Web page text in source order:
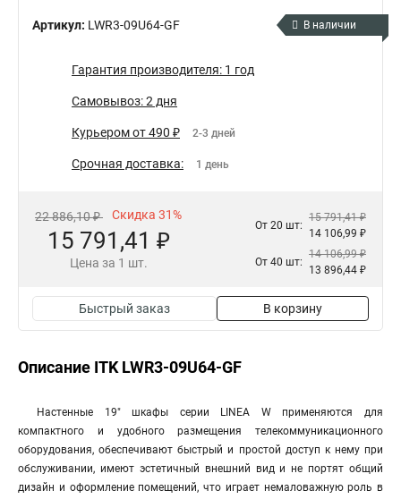
Артикул: LWR3-09U64-GF В наличии
Гарантия производителя: 1 год
Самовывоз: 2 дня
Курьером от 490 ₽ 2-3 дней
Срочная доставка: 1 день
22 886,10 ₽ Скидка 31%
15 791,41 ₽
Цена за 1 шт.
От 20 шт:
15 791,41 ₽
14 106,99 ₽
От 40 шт:
14 106,99 ₽
13 896,44 ₽
Быстрый заказ В корзину
Описание ITK LWR3-09U64-GF
Настенные 19" шкафы серии LINEA W применяются для
компактного и удобного размещения телекоммуникационного
оборудования, обеспечивают быстрый и простой доступ к нему при
обслуживании, имеют эстетичный внешний вид и не портят общий
дизайн и оформление помещений, что играет немаловажную роль в